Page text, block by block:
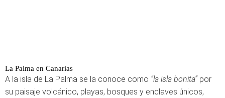
La Palma en Canarias
A la isla de La Palma se la conoce como “la isla bonita”por
su paisaje volcánico, playas, bosques y enclaves únicos,